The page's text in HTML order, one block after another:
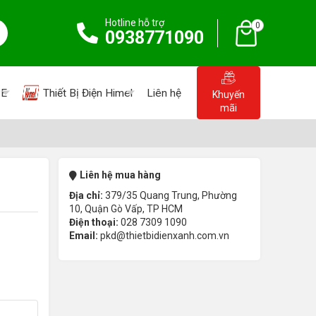
Hotline hỗ trợ
0938771090
0
Thiết Bị Điện Himel Liên hệ
Khuyến
mãi
Liên hệ mua hàng
Địa chỉ: 379/35 Quang Trung, Phường
10, Quận Gò Vấp, TP HCM
Điện thoại: 028 7309 1090
Email: pkd@thietbidienxanh.com.vn